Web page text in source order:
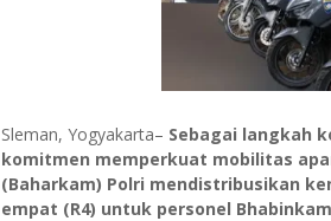
Sleman, Yogyakarta– Sebagai langkah
komitmen memperkuat mobilitas
(Baharkam) Polri mendistribusikan
empat (R4) untuk personel